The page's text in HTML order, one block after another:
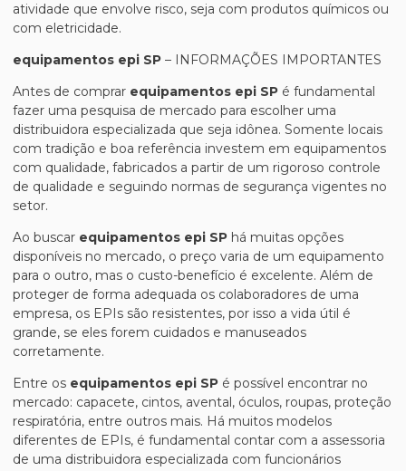
atividade que envolve risco, seja com produtos químicos ou
com eletricidade.
equipamentos epi SP – INFORMAÇÕES IMPORTANTES
Antes de comprar equipamentos epi SP é fundamental
fazer uma pesquisa de mercado para escolher uma
distribuidora especializada que seja idônea. Somente locais
com tradição e boa referência investem em equipamentos
com qualidade, fabricados a partir de um rigoroso controle
de qualidade e seguindo normas de segurança vigentes no
setor.
Ao buscar equipamentos epi SP há muitas opções
disponíveis no mercado, o preço varia de um equipamento
para o outro, mas o custo-benefício é excelente. Além de
proteger de forma adequada os colaboradores de uma
empresa, os EPIs são resistentes, por isso a vida útil é
grande, se eles forem cuidados e manuseados
corretamente.
Entre os equipamentos epi SP é possível encontrar no
mercado: capacete, cintos, avental, óculos, roupas, proteção
respiratória, entre outros mais. Há muitos modelos
diferentes de EPIs, é fundamental contar com a assessoria
de uma distribuidora especializada com funcionários